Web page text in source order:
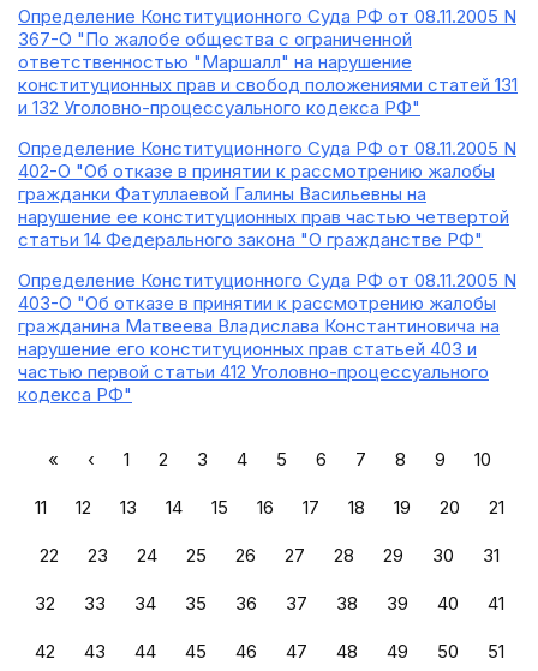
Определение Конституционного Суда РФ от 08.11.2005 N
367-О "По жалобе общества с ограниченной
ответственностью "Маршалл" на нарушение
конституционных прав и свобод положениями статей 131
и 132 Уголовно-процессуального кодекса РФ"
Определение Конституционного Суда РФ от 08.11.2005 N
402-О "Об отказе в принятии к рассмотрению жалобы
гражданки Фатуллаевой Галины Васильевны на
нарушение ее конституционных прав частью четвертой
статьи 14 Федерального закона "О гражданстве РФ"
Определение Конституционного Суда РФ от 08.11.2005 N
403-О "Об отказе в принятии к рассмотрению жалобы
гражданина Матвеева Владислава Константиновича на
нарушение его конституционных прав статьей 403 и
частью первой статьи 412 Уголовно-процессуального
кодекса РФ"
« ‹ 1 2 3 4 5 6 7 8 9 10
11 12 13 14 15 16 17 18 19 20 21
22 23 24 25 26 27 28 29 30 31
32 33 34 35 36 37 38 39 40 41
42 43 44 45 46 47 48 49 50 51